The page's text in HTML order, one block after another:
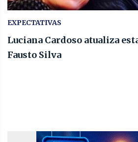
EXPECTATIVAS
Luciana Cardoso atualiza
Fausto Silva